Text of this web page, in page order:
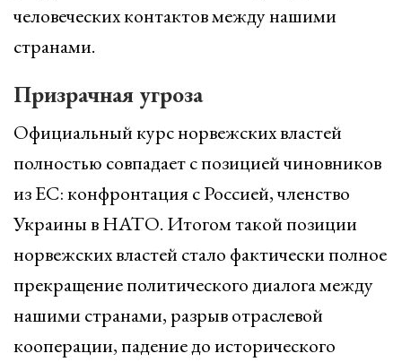
человеческих контактов между нашими
странами.
Призрачная угроза
Официальный курс норвежских властей
полностью совпадает с позицией чиновников
из ЕС: конфронтация с Россией, членство
Украины в НАТО. Итогом такой позиции
норвежских властей стало фактически полное
прекращение политического диалога между
нашими странами, разрыв отраслевой
кооперации, падение до исторического